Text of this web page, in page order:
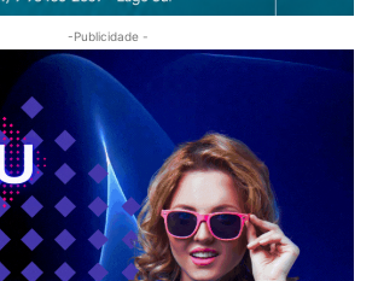
-Publicidade -